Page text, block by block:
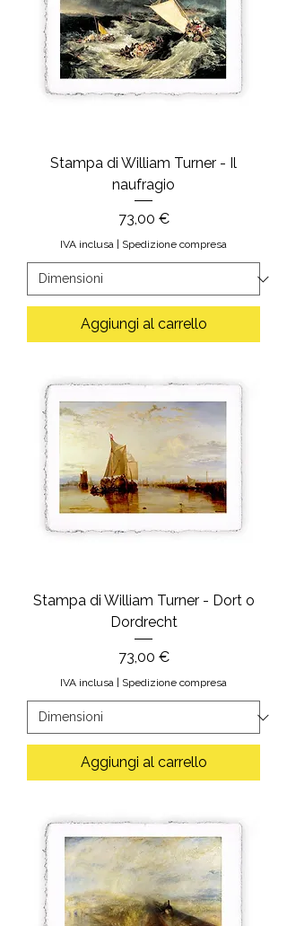
Stampa di William Turner - Il
naufragio
Prezzo
73,00 €
IVA inclusa Spedizione compresa
Aggiungi al carrello
Stampa di William Turner - Dort o
Dordrecht
Prezzo
73,00 €
IVA inclusa Spedizione compresa
Aggiungi al carrello